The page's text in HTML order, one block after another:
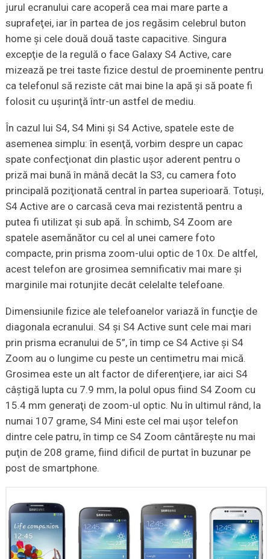
jurul ecranului care acoperă cea mai mare parte a
suprafeţei, iar în partea de jos regăsim celebrul buton
home şi cele două două taste capacitive. Singura
excepţie de la regulă o face Galaxy S4 Active, care
mizează pe trei taste fizice destul de proeminente pentru
ca telefonul să reziste cât mai bine la apă şi să poate fi
folosit cu uşurinţă într-un astfel de mediu.
În cazul lui S4, S4 Mini şi S4 Active, spatele este de
asemenea simplu: în esenţă, vorbim despre un capac
spate confecţionat din plastic uşor aderent pentru o
priză mai bună în mână decât la S3, cu camera foto
principală poziţionată central în partea superioară. Totuşi,
S4 Active are o carcasă ceva mai rezistentă pentru a
putea fi utilizat şi sub apă. În schimb, S4 Zoom are
spatele asemănător cu cel al unei camere foto
compacte, prin prisma zoom-ului optic de 10x. De altfel,
acest telefon are grosimea semnificativ mai mare şi
marginile mai rotunjite decât celelalte telefoane.
Dimensiunile fizice ale telefoanelor variază în funcţie de
diagonala ecranului. S4 şi S4 Active sunt cele mai mari
prin prisma ecranului de 5”, în timp ce S4 Active şi S4
Zoom au o lungime cu peste un centimetru mai mică.
Grosimea este un alt factor de diferenţiere, iar aici S4
câştigă lupta cu 7.9 mm, la polul opus fiind S4 Zoom cu
15.4 mm generaţi de zoom-ul optic. Nu în ultimul rând, la
numai 107 grame, S4 Mini este cel mai uşor telefon
dintre cele patru, în timp ce S4 Zoom cântăreşte nu mai
puţin de 208 grame, fiind dificil de purtat în buzunar pe
post de smartphone.